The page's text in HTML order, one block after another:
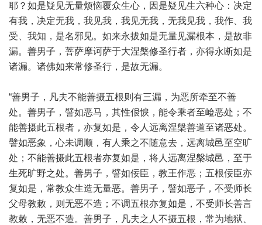
耶？如是疑见无量烦恼覆众生心，因是疑见生六种心：决定
有我，决定无我，我见我，我见无我，无我见我，我作、我
受、我知，是名邪见。如来永拔如是无量见漏根本，是故非
漏。善男子，菩萨摩诃萨于大涅槃修圣行者，亦得永断如是
诸漏。诸佛如来常修圣行，是故无漏。
“善男子，凡夫不能善摄五根则有三漏，为恶所牵至不善
处。善男子，譬如恶马，其性佷悷，能令乘者至崄恶处；不
能善摄此五根者，亦复如是，令人远离涅槃善道至诸恶处。
譬如恶象，心未调顺，有人乘之不随意去，远离城邑至空旷
处；不能善摄此五根者亦复如是，将人远离涅槃城邑，至于
生死旷野之处。善男子，譬如佞臣，教王作恶；五根佞臣亦
复如是，常教众生造无量恶。善男子，譬如恶子，不受师长
父母教敕，则无恶不造；不调五根亦复如是，不受师长善言
教敕，无恶不造。善男子，凡夫之人不摄五根，常为地狱、